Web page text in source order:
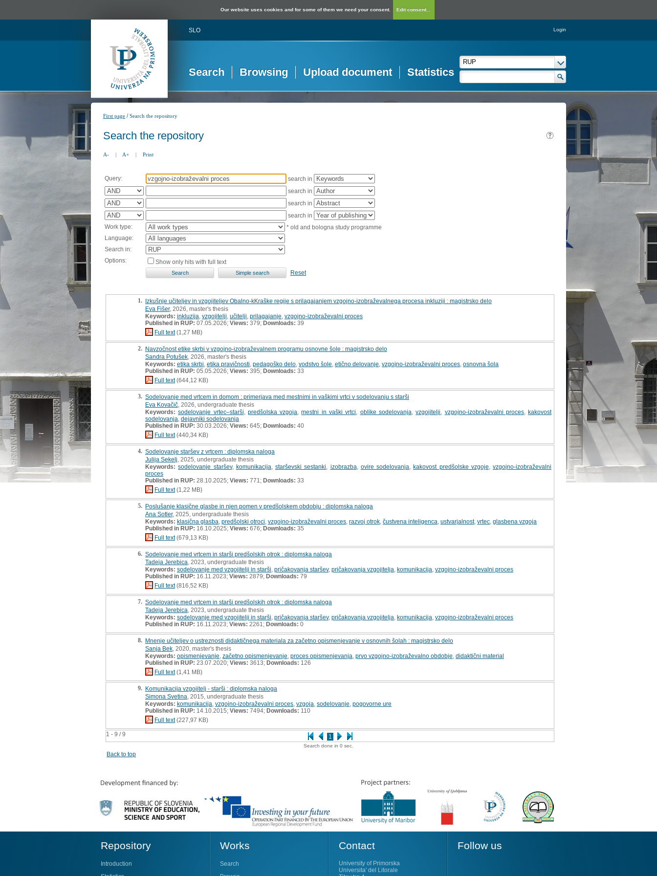
Our website uses cookies and for some of them we need your consent. Edit consent...
SLO Login
Search Browsing Upload document Statistics
First page /Search the repository
Search the repository
A- | A+ | Print
Query:
search in
search in
search in
search in
Work type:
* old and bologna study programme
Language:
Search in:
Options:
Show only hits with full text
Reset
1 - 9 / 9 1
1. Izkušnje učiteljev in vzgojiteljev Obalno-kKraške regije s prilagajanjem vzgojno-izobraževalnega procesa inkluziji : magistrsko delo
Eva Fišer, 2026, master's thesis
Keywords: inkluzija vzgojitelji učitelji prilagajanje vzgojno-izobraževalni proces
Published in RUP: 07.05.2026; Views: 379; Downloads: 39
Full text(1,27 MB)
2. Navzočnost etike skrbi v vzgojno-izobraževalnem programu osnovne šole : magistrsko delo
Sandra Potušek , 2026, master's thesis
Keywords: etika skrbi etika pravičnosti pedagoško delo vodstvo šole etično delovanje vzgojno-izobraževalni proces osnovna šola
Published in RUP: 05.05.2026; Views: 395; Downloads: 33
Full text(644,12 KB)
3. Sodelovanje med vrtcem in domom : primerjava med mestnimi in vaškimi vrtci v sodelovanju s starši
Eva Kovačič , 2026, undergraduate thesis
Keywords: sodelovanje vrtec–starši predšolska vzgoja ,mestni in vaški vrtci oblike sodelovanja ,vzgojitelji vzgojno-izobraževalni proces,kakovost
sodelovanja dejavniki sodelovanja
Published in RUP: 30.03.2026; Views: 645; Downloads: 40
Full text(440,34 KB)
4. Sodelovanje staršev z vrtcem : diplomska naloga
Julija Sekelj , 2025, undergraduate thesis
Keywords: sodelovanje staršev, komunikacija starševski sestanki izobrazba ovire sodelovanja ,kakovost predšolske vzgoje
vzgojno-izobraževalni
proces
Published in RUP: 28.10.2025; Views: 771; Downloads: 33
Full text(1,22 MB)
5. Poslušanje klasične glasbe in njen pomen v predšolskem obdobju : diplomska naloga
Ana Sotler, 2025, undergraduate thesis
Keywords: klasična glasba predšolski otroci vzgojno-izobraževalni proces razvoj otrok čustvena inteligenca ustvarjalnost, vrtec glasbena vzgoja
Published in RUP: 16.10.2025; Views: 676; Downloads: 35
Full text(679,13 KB)
6. Sodelovanje med vrtcem in starši predšolskih otrok : diplomska naloga
Tadeja Jerebica , 2023, undergraduate thesis
Keywords: sodelovanje med vzgojitelji in starši pričakovanja staršev, pričakovanja vzgojitelja komunikacija vzgojno-izobraževalni proces
Published in RUP: 16.11.2023; Views: 2879; Downloads: 79
Full text(816,52 KB)
7. Sodelovanje med vrtcem in starši predšolskih otrok : diplomska naloga
Tadeja Jerebica , 2023, undergraduate thesis
Keywords: sodelovanje med vzgojitelji in starši pričakovanja staršev, pričakovanja vzgojitelja komunikacija vzgojno-izobraževalni proces
Published in RUP: 16.11.2023; Views: 2261; Downloads: 0
8. Mnenje učiteljev o ustreznosti didaktičnega materiala za začetno opismenjevanje v osnovnih šolah : magistrsko delo
Sanja Bek , 2020, master's thesis
Keywords: opismenjevanje začetno opismenjevanje proces opismenjevanja prvo vzgojno-izobraževalno obdobje didaktični material
Published in RUP: 23.07.2020; Views: 3613; Downloads: 126
Full text(1,41 MB)
9. Komunikacija vzgojitelj - starši : diplomska naloga
Simona Svetina , 2015, undergraduate thesis
Keywords: komunikacija vzgojno-izobraževalni proces vzgoja sodelovanje pogovorne ure
Published in RUP: 14.10.2015; Views: 7494; Downloads: 110
Full text(227,97 KB)
Search done in 0 sec.
Back to top
Repository
Introduction
Works
Search
Contact
University of Primorska
Universita' del Litorale
Follow us